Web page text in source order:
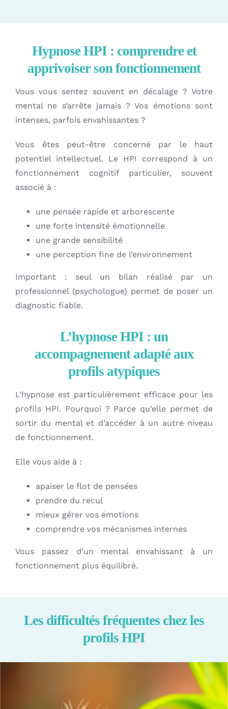
Hypnose HPI : comprendre et
apprivoiser son fonctionnement
Vous vous sentez souvent en décalage ? Votre
mental ne s’arrête jamais ? Vos émotions sont
intenses, parfois envahissantes ?
Vous êtes peut-être concerné par le haut
potentiel intellectuel. Le HPI correspond à un
fonctionnement cognitif particulier, souvent
associé à :
une pensée rapide et arborescente
une forte intensité émotionnelle
une grande sensibilité
une perception fine de l’environnement
Important : seul un bilan réalisé par un
professionnel (psychologue) permet de poser un
diagnostic fiable.
L’hypnose HPI : un
accompagnement adapté aux
profils atypiques
L’hypnose est particulièrement efficace pour les
profils HPI. Pourquoi ? Parce qu’elle permet de
sortir du mental et d’accéder à un autre niveau
de fonctionnement.
Elle vous aide à :
apaiser le flot de pensées
prendre du recul
mieux gérer vos émotions
comprendre vos mécanismes internes
Vous passez d’un mental envahissant à un
fonctionnement plus équilibré.
Les difficultés fréquentes chez les
profils HPI